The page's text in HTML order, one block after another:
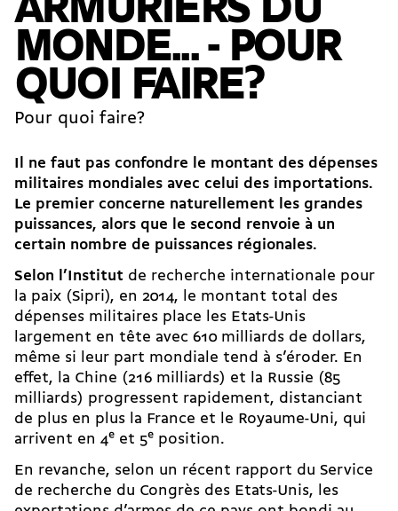
ARMURIERS DU
MONDE... - POUR
QUOI FAIRE?
Pour quoi faire?
Il ne faut pas confondre le montant des dépenses
militaires mondiales avec celui des importations.
Le premier concerne naturellement les grandes
puissances, alors que le second renvoie à un
certain nombre de puissances régionales.
Selon l’Institut de recherche internationale pour
la paix (Sipri), en 2014, le montant total des
dépenses militaires place les Etats-Unis
largement en tête avec 610 milliards de dollars,
même si leur part mondiale tend à s’éroder. En
effet, la Chine (216 milliards) et la Russie (85
milliards) progressent rapidement, distanciant
de plus en plus la France et le Royaume-Uni, qui
arrivent en 4e et 5e position.
En revanche, selon un récent rapport du Service
de recherche du Congrès des Etats-Unis, les